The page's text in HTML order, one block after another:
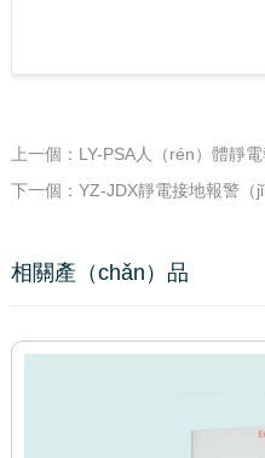
上一個：LY-PSA人（rén）體靜
下一個：YZ-JDX靜電接地報警（
相關產（chǎn）品